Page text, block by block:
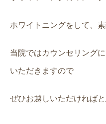
ホワイトニングをして、
当院ではカウンセリング
いただきますので
ぜひお越しいただければと